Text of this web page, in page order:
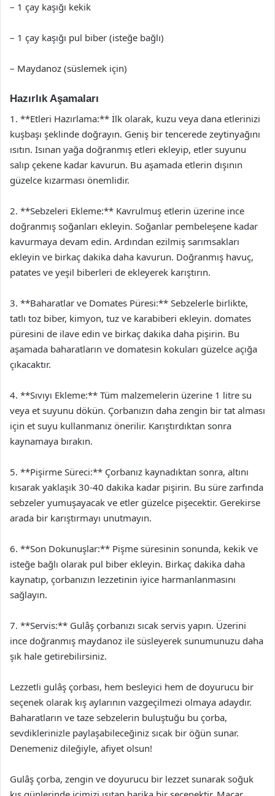
– 1 çay kaşığı kekik
– 1 çay kaşığı pul biber (isteğe bağlı)
– Maydanoz (süslemek için)
Hazırlık Aşamaları
1. **Etleri Hazırlama:** İlk olarak, kuzu veya dana etlerinizi
kuşbaşı şeklinde doğrayın. Geniş bir tencerede zeytinyağını
ısıtın. Isınan yağa doğranmış etleri ekleyip, etler suyunu
salıp çekene kadar kavurun. Bu aşamada etlerin dışının
güzelce kızarması önemlidir.
2. **Sebzeleri Ekleme:** Kavrulmuş etlerin üzerine ince
doğranmış soğanları ekleyin. Soğanlar pembeleşene kadar
kavurmaya devam edin. Ardından ezilmiş sarımsakları
ekleyin ve birkaç dakika daha kavurun. Doğranmış havuç,
patates ve yeşil biberleri de ekleyerek karıştırın.
3. **Baharatlar ve Domates Püresi:** Sebzelerle birlikte,
tatlı toz biber, kimyon, tuz ve karabiberi ekleyin. domates
püresini de ilave edin ve birkaç dakika daha pişirin. Bu
aşamada baharatların ve domatesin kokuları güzelce açığa
çıkacaktır.
4. **Sıvıyı Ekleme:** Tüm malzemelerin üzerine 1 litre su
veya et suyunu dökün. Çorbanızın daha zengin bir tat alması
için et suyu kullanmanız önerilir. Karıştırdıktan sonra
kaynamaya bırakın.
5. **Pişirme Süreci:** Çorbanız kaynadıktan sonra, altını
kısarak yaklaşık 30-40 dakika kadar pişirin. Bu süre zarfında
sebzeler yumuşayacak ve etler güzelce pişecektir. Gerekirse
arada bir karıştırmayı unutmayın.
6. **Son Dokunuşlar:** Pişme süresinin sonunda, kekik ve
isteğe bağlı olarak pul biber ekleyin. Birkaç dakika daha
kaynatıp, çorbanızın lezzetinin iyice harmanlanmasını
sağlayın.
7. **Servis:** Gulâş çorbanızı sıcak servis yapın. Üzerini
ince doğranmış maydanoz ile süsleyerek sunumunuzu daha
şık hale getirebilirsiniz.
Lezzetli gulâş çorbası, hem besleyici hem de doyurucu bir
seçenek olarak kış aylarının vazgeçilmezi olmaya adaydır.
Baharatların ve taze sebzelerin buluştuğu bu çorba,
sevdiklerinizle paylaşabileceğiniz sıcak bir öğün sunar.
Denemeniz dileğiyle, afiyet olsun!
Gulâş çorba, zengin ve doyurucu bir lezzet sunarak soğuk